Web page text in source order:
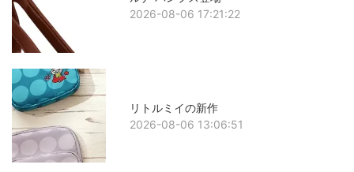
2026-08-06 17:21:22
リトルミイの新作
2026-08-06 13:06:51